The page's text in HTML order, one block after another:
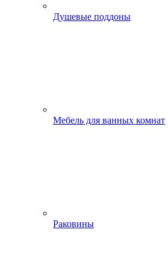
Душевые поддоны
Мебель для ванных комнат
Раковины